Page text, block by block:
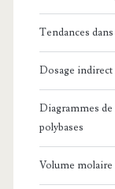
Tendances
Dosage indirect
Diagrammes
polybases
Volume molaire